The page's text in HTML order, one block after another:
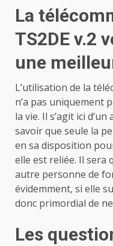
La
TS2DE v.2
une
L’utilisation de la
n’a pas uniquement
la vie. Il s’agit ici
savoir que seule la
en sa disposition
elle est reliée. Il sera
autre personne de
évidemment, si elle
donc primordial de
Les